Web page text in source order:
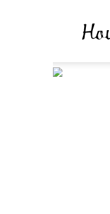
online-
издание